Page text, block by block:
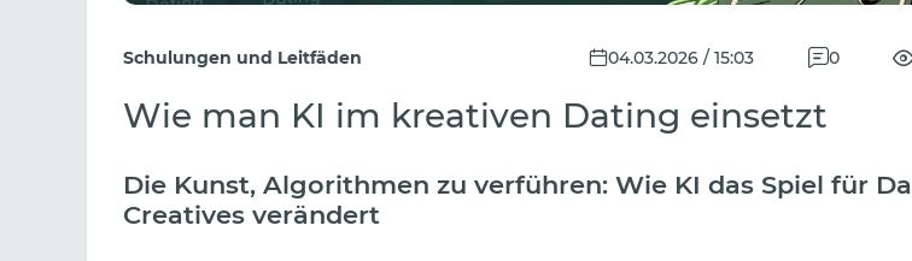
Schulungen und Leitfäden 04.03.2026 / 15:03 0
Wie man KI im kreativen Dating einsetzt
Die Kunst, Algorithmen zu verführen: Wie KI das Spiel für
Creatives verändert